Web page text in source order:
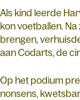
Als kind leerde
kon voetballen.
brengen,
aan Codarts, de
Op het podium
nonsens,